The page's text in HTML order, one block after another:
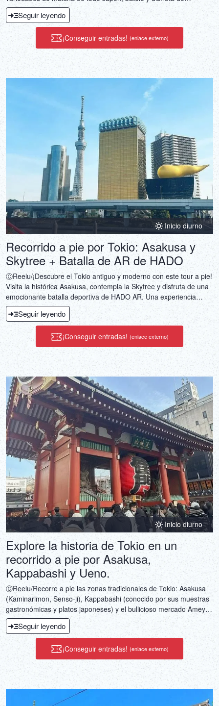
deliciosos dulces con matcha latte.
Seguir leyendo
¡Conseguir entradas! (enlace externo)
Inicio diurno
Recorrido a pie por Tokio: Asakusa y
Skytree + Batalla de AR de HADO
ⒸReelu/¡Descubre el Tokio antiguo y moderno con este tour a pie!
Visita la histórica Asakusa, contempla la Skytree y disfruta de una
emocionante batalla deportiva de HADO AR. Una experiencia
única y emocionante, apta para todas las edades.
Seguir leyendo
¡Conseguir entradas! (enlace externo)
Inicio diurno
Explore la historia de Tokio en un
recorrido a pie por Asakusa,
Kappabashi y Ueno.
ⒸReelu/Recorre a pie las zonas tradicionales de Tokio: Asakusa
(Kaminarimon, Senso-ji), Kappabashi (conocido por sus muestras
gastronómicas y platos japoneses) y el bullicioso mercado Ameya
Yokocho de Ueno. Un viaje a la historia y la cultura locales.
Seguir leyendo
¡Conseguir entradas! (enlace externo)